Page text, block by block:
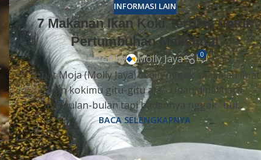
INFORMASI LAIN
7 Makanan Ikan Koki Terbaik untuk
Pertumbuhan Maksimal
Posted by Molly Jaya 0
Sobat Moja (Molly Jaya) sedih nggak sih kalau lihat
ikan kokimu gitu-gitu aja? Udah dipelihara
berbulan-bulan tapi badannya nggak "bul...
BACA SELENGKAPNYA